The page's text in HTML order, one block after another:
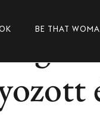
BE THAT